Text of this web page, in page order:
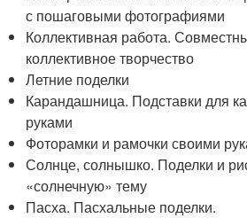
с пошаговыми фотографиями
Коллективная работа.
коллективное творчество
Летние поделки
Карандашница. Подставки для
руками
Фоторамки и рамочки своими
Солнце, солнышко. Поделки и
«солнечную» тему
Пасха. Пасхальные поделки.